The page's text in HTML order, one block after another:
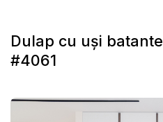
Dulap cu uși
#4061